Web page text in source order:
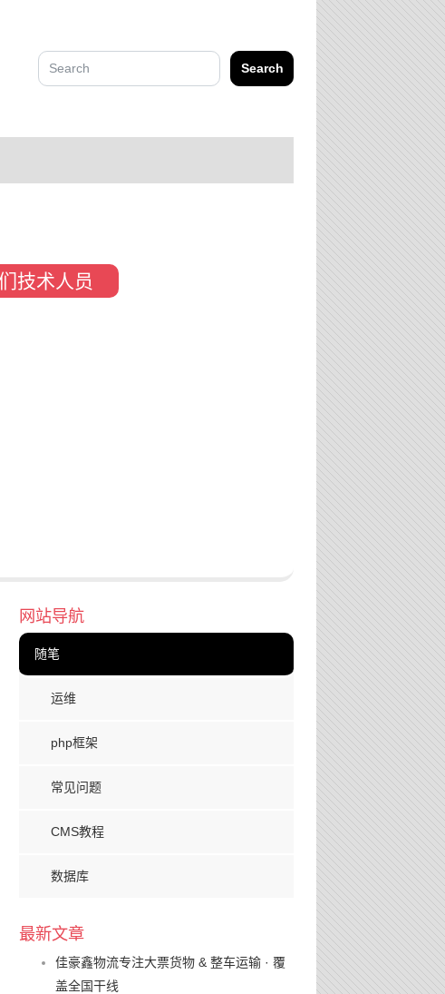
Search
技术人员
网站导航
随笔
运维
php框架
常见问题
CMS教程
数据库
最新文章
佳豪鑫物流专注大票货物 & 整车运输 · 覆
盖全国干线